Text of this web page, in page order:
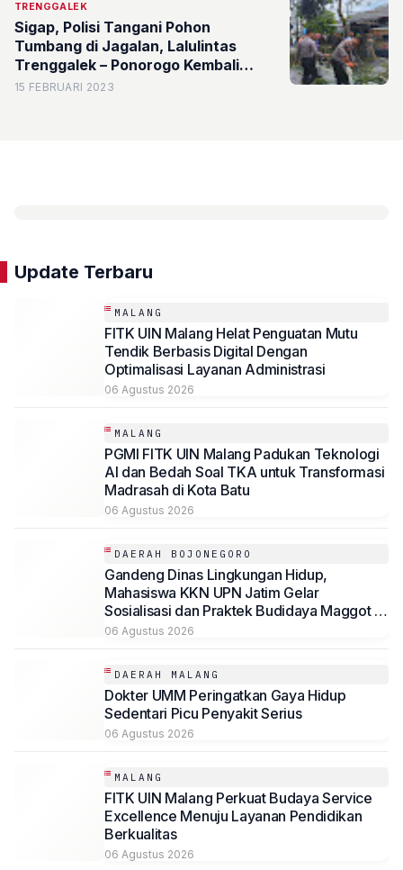
TRENGGALEK
Sigap, Polisi Tangani Pohon
Tumbang di Jagalan, Lalulintas
Trenggalek – Ponorogo Kembali
Normal
15 FEBRUARI 2023
Update Terbaru
MALANG
FITK UIN Malang Helat Penguatan Mutu
Tendik Berbasis Digital Dengan
Optimalisasi Layanan Administrasi
06 Agustus 2026
MALANG
PGMI FITK UIN Malang Padukan Teknologi
AI dan Bedah Soal TKA untuk Transformasi
Madrasah di Kota Batu
06 Agustus 2026
DAERAH BOJONEGORO
Gandeng Dinas Lingkungan Hidup,
Mahasiswa KKN UPN Jatim Gelar
Sosialisasi dan Praktek Budidaya Maggot di
Baureno, Bojonegoro
06 Agustus 2026
DAERAH MALANG
Dokter UMM Peringatkan Gaya Hidup
Sedentari Picu Penyakit Serius
06 Agustus 2026
MALANG
FITK UIN Malang Perkuat Budaya Service
Excellence Menuju Layanan Pendidikan
Berkualitas
06 Agustus 2026